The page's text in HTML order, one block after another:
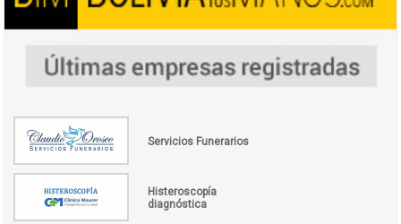
Servicios Funerarios
Histeroscopía
diagnóstica